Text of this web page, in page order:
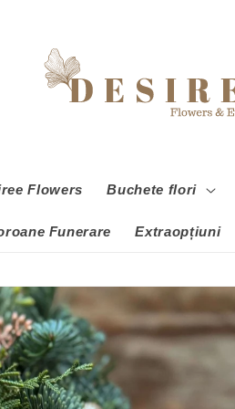
Flowers Buchete flori
Funerare Extraopțiuni